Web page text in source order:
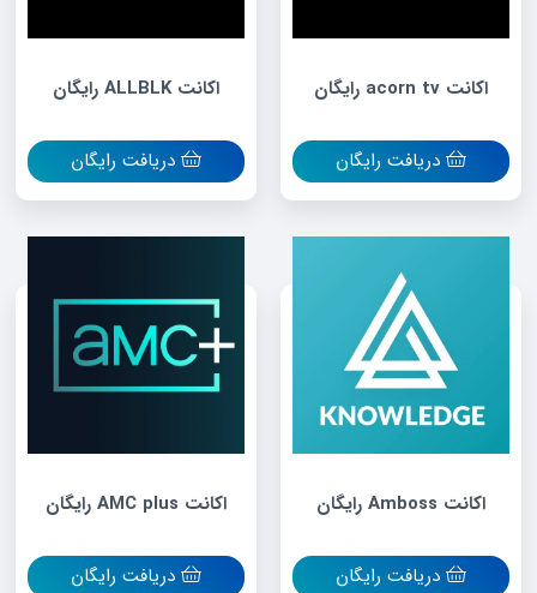
اکانت acorn tv رایگان
دریافت رایگان
اکانت ALLBLK رایگان
دریافت رایگان
اکانت Amboss رایگان
دریافت رایگان
اکانت AMC plus رایگان
دریافت رایگان